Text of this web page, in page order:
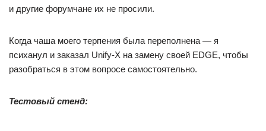
и другие форумчане их не просили.
Когда чаша моего терпения была переполнена — я
психанул и заказал Unify-X на замену своей EDGE, чтобы
разобраться в этом вопросе самостоятельно.
Тестовый стенд: